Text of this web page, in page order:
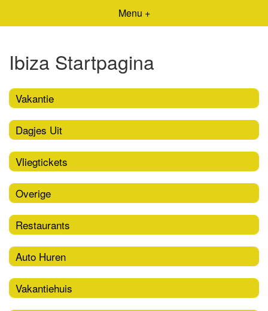
Menu +
Ibiza Startpagina
Vakantie
Dagjes Uit
Vliegtickets
Overige
Restaurants
Auto Huren
Vakantiehuis